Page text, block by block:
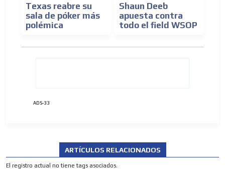
Texas reabre su
sala de póker más
polémica
Shaun Deeb
apuesta contra
todo el field WSOP
ADS-33
ARTÍCULOS RELACIONADOS
El registro actual no tiene tags asociados.